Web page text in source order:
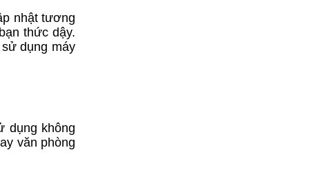
nhật tương
thức dậy.
dụng máy
dụng không
văn phòng